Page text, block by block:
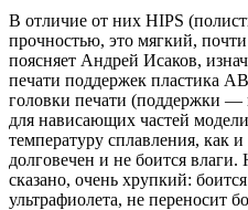
В отличие от них HIPS
прочностью, это мягкий,
поясняет Андрей Исаков,
печати поддержек пластика
головки печати (поддержки
для нависающих частей
температуру сплавления, как
долговечен и не боится
сказано, очень хрупкий:
ультрафиолета, не переносит